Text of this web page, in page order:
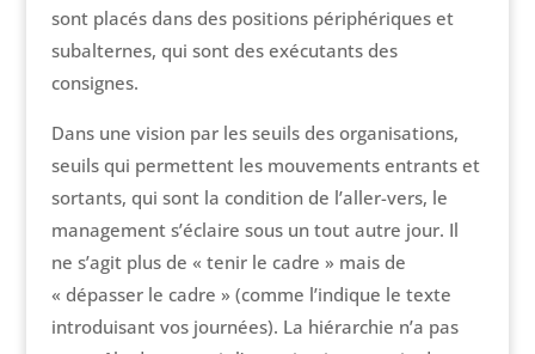
sont placés dans des positions périphériques et
subalternes, qui sont des exécutants des
consignes.
Dans une vision par les seuils des organisations,
seuils qui permettent les mouvements entrants et
sortants, qui sont la condition de l’aller-vers, le
management s’éclaire sous un tout autre jour. Il
ne s’agit plus de « tenir le cadre » mais de
« dépasser le cadre » (comme l’indique le texte
introduisant vos journées). La hiérarchie n’a pas